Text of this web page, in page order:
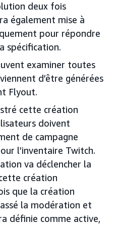
deux fois
également mise à
pour répondre
spécification.
examiner toutes
d’être générées
Flyout.
cette création
doivent
de campagne
l’inventaire Twitch.
va déclencher la
création
que la création
la modération et
définie comme active,